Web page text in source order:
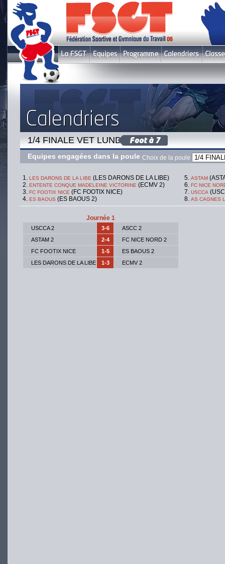
Choix de la poule
1/4 FINALE VET LUNDI B
Equipes engagées dans la poule
LES DARONS DE LA LIBE (LES DARONS DE LA LIBE)
ENTENTE CONQUE MADELEINE VICTORINE (ECMV 2)
FC FOOTIX NICE (FC FOOTIX NICE)
ES BAOUS (ES BAOUS 2)
ASTAM
FC NICE
USCCA
AS CAGNES
Journée 1
USCCA 2 3-6
ASCC 2
ASTAM 2
2-4
FC NICE NORD 2
FC FOOTIX NICE
1-5
ES BAOUS 2
LES DARONS DE LA LIBE
1-3 ECMV 2